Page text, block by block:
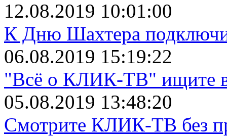
12.08.2019 10:01:00
К Дню Шахтера
06.08.2019 15:19:22
"Всё о КЛИК-ТВ" ищите в
05.08.2019 13:48:20
Смотрите КЛИК-ТВ без